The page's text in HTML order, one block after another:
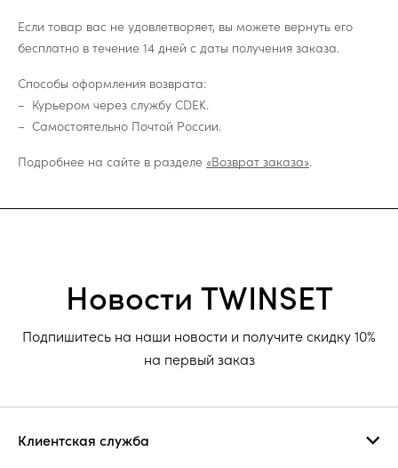
Если товар вас не удовлетворяет, вы можете вернуть его
бесплатно в течение 14 дней с даты получения заказа.
Способы оформления возврата:
Курьером через службу CDEK.
Самостоятельно Почтой России.
Подробнее на сайте в разделе «Возврат заказа».
Новости TWINSET
Подпишитесь на наши новости и получите скидку 10%
на первый заказ
Клиентская служба